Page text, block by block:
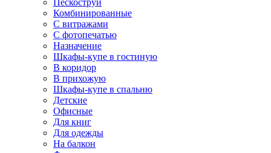
Пескоструй
Комбинированные
С витражами
С фотопечатью
Назначение
Шкафы-купе в гостиную
В коридор
В прихожую
Шкафы-купе в спальню
Детские
Офисные
Для книг
Для одежды
На балкон